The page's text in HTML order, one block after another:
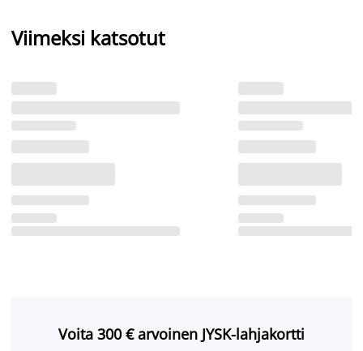
Viimeksi katsotut
Voita 300 € arvoinen JYSK-lahjakortti